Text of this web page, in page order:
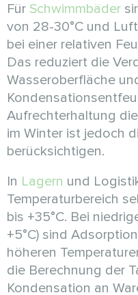
Für Schwimmbäder
von 28-30°C und
bei einer relativen
Das reduziert die
Wasseroberfläche
Aufrechterhaltung
im Winter ist jedoch
berücksichtigen.
In Lagern und
Temperaturbereich
bis +35°C. Bei
+5°C) sind
höheren
die Berechnung der
Kondensation an